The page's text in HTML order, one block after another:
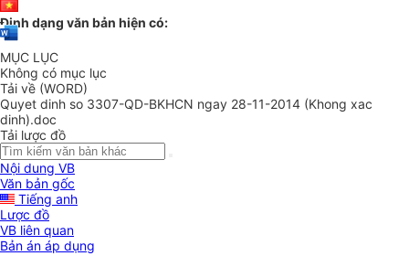
Định dạng văn bản hiện có:
MỤC LỤC
Không có mục lục
Tải về (WORD)
Quyet dinh so 3307-QD-BKHCN ngay 28-11-2014 (Khong xac
dinh).doc
Tải lược đồ
Nội dung VB
Văn bản gốc
Tiếng anh
Lược đồ
VB liên quan
Bản án áp dụng